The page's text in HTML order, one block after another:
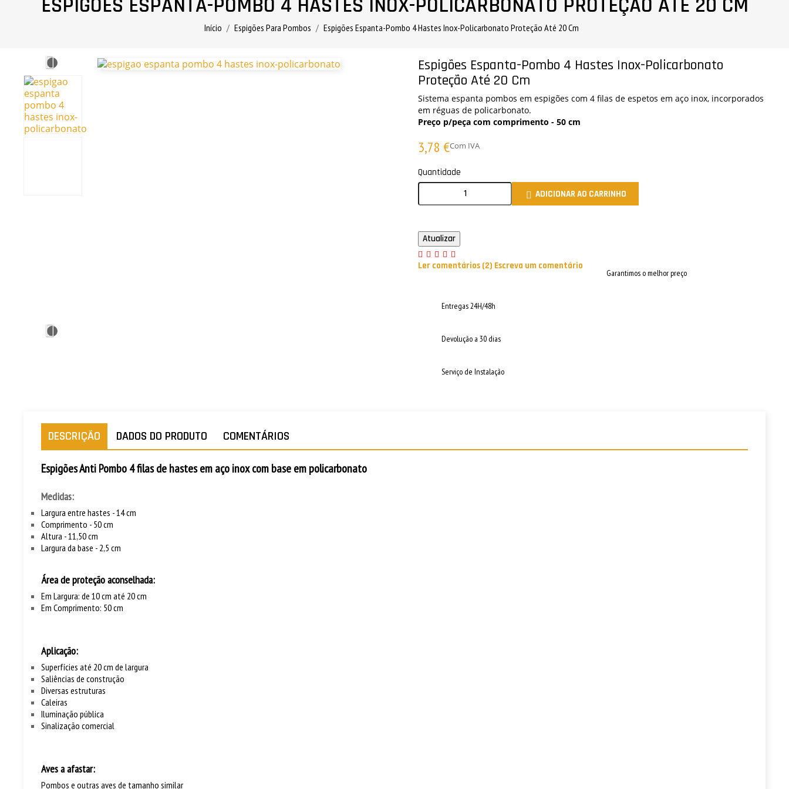
ESPIGÕES ESPANTA-POMBO 4 HASTES INOX-POLICARBONATO PROTEÇÃO ATÉ 20 CM
Início Espigões Para Pombos Espigões Espanta-Pombo 4 Hastes Inox-Policarbonato Proteção Até 20 Cm
Espigões Espanta-Pombo 4 Hastes Inox-Policarbonato
Proteção Até 20 Cm
Sistema espanta pombos em espigões com 4 filas de espetos em aço inox, incorporados
em réguas de policarbonato.
Preço p/peça com comprimento - 50 cm
3,78 €Com IVA
Quantidade
 ADICIONAR AO CARRINHO
Ler comentários (2) Escreva um comentário
Garantimos o melhor preço
Entregas 24H/48h
Devolução a 30 dias
Serviço de Instalação
DESCRIÇÃO DADOS DO PRODUTO COMENTÁRIOS
Espigões Anti Pombo 4 filas de hastes em aço inox com base em policarbonato
Medidas:
Largura entre hastes - 14 cm
Comprimento - 50 cm
Altura - 11,50 cm
Largura da base - 2,5 cm
Área de proteção aconselhada:
Em Largura: de 10 cm até 20 cm
Em Comprimento: 50 cm
Aplicação:
Superfícies até 20 cm de largura
Saliências de construção
Diversas estruturas
Caleiras
Iluminação pública
Sinalização comercial
Aves a afastar:
Pombos e outras aves de tamanho similar